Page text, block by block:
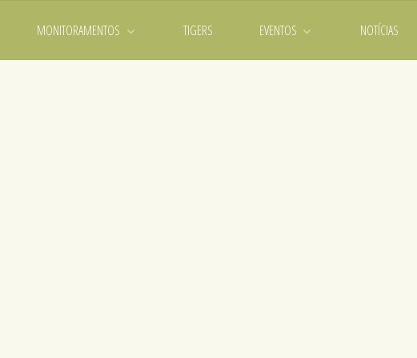
MONITORAMENTOS TIGERS EVENTOS NOTÍCIAS